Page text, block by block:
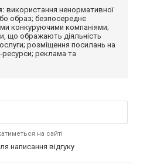
використання ненормативної
образ; безпосереднє
конкуруючими компаніями;
що ображають діяльність
розміщення посилань на
ресурси; реклама та
на сайті
написання відгуку